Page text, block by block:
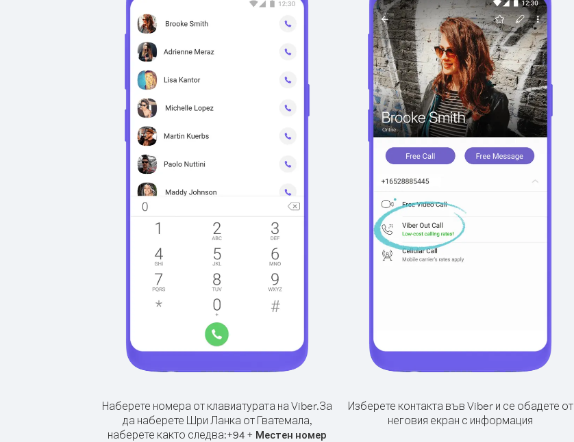
Наберете номера от клавиатурата на Viber.За
да наберете Шри Ланка от Гватемала,
наберете както следва:+94 + Местен номер
Изберете контакта във Viber и се обадете от
неговия екран с информация